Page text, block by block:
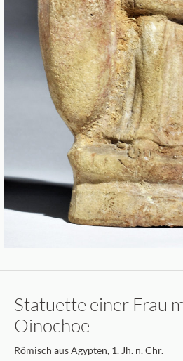
Statuette einer Frau
Oinochoe
Römisch aus Ägypten, 1. Jh. n. Chr.